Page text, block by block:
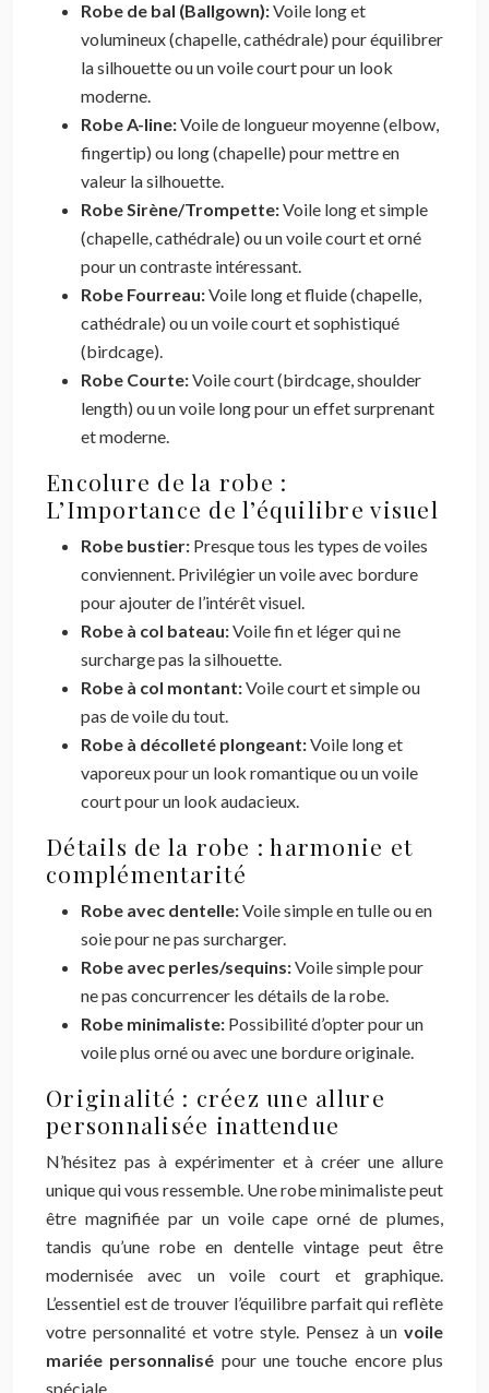
Robe de bal (Ballgown):Voile long et
volumineux (chapelle, cathédrale) pour équilibrer
la silhouette ou un voile court pour un look
moderne.
Robe A-line:Voile de longueur moyenne (elbow,
fingertip) ou long (chapelle) pour mettre en
valeur la silhouette.
Robe Sirène/Trompette:Voile long et simple
(chapelle, cathédrale) ou un voile court et orné
pour un contraste intéressant.
Robe Fourreau:Voile long et fluide (chapelle,
cathédrale) ou un voile court et sophistiqué
(birdcage).
Robe Courte:Voile court (birdcage, shoulder
length) ou un voile long pour un effet surprenant
et moderne.
Encolure de la robe :
L’Importance de l’équilibre visuel
Robe bustier: Presque tous les types de voiles
conviennent. Privilégier un voile avec bordure
pour ajouter de l’intérêt visuel.
Robe à col bateau:Voile fin et léger qui ne
surcharge pas la silhouette.
Robe à col montant:Voile court et simple ou
pas de voile du tout.
Robe à décolleté plongeant:Voile long et
vaporeux pour un look romantique ou un voile
court pour un look audacieux.
Détails de la robe : harmonie et
complémentarité
Robe avec dentelle:Voile simple en tulle ou en
soie pour ne pas surcharger.
Robe avec perles/sequins:Voile simple pour
ne pas concurrencer les détails de la robe.
Robe minimaliste: Possibilité d’opter pour un
voile plus orné ou avec une bordure originale.
Originalité : créez une allure
personnalisée inattendue
N’hésitez pas à expérimenter et à créer une allure
unique qui vous ressemble. Une robe minimaliste peut
être magnifiée par un voile cape orné de plumes,
tandis qu’une robe en dentelle vintage peut être
modernisée avec un voile court et graphique.
L’essentiel est de trouver l’équilibre parfait qui reflète
votre personnalité et votre style. Pensez à un voile
mariée personnalisé pour une touche encore plus
spéciale.